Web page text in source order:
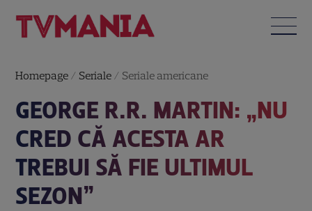
Homepage / Seriale / Seriale americane
GEORGE R.R. MARTIN: „NU
CRED CĂ ACESTA AR
TREBUI SĂ FIE ULTIMUL
SEZON”